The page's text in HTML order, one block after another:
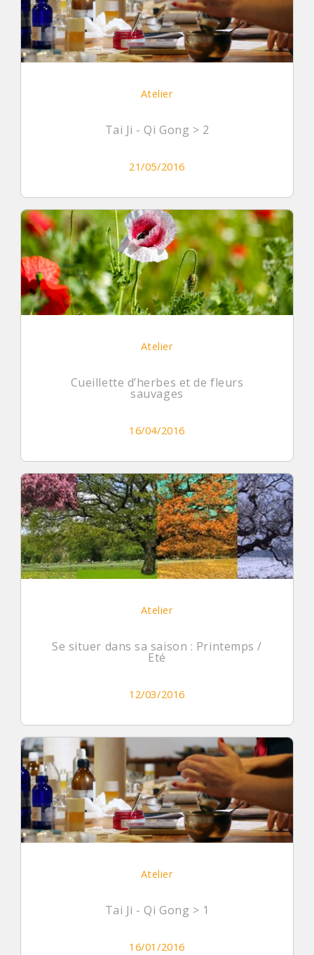
Atelier
Tai Ji - Qi Gong > 2
21/05/2016
Atelier
Cueillette d’herbes et de fleurs
sauvages
16/04/2016
Atelier
Se situer dans sa saison : Printemps /
Eté
12/03/2016
Atelier
Tai Ji - Qi Gong > 1
16/01/2016